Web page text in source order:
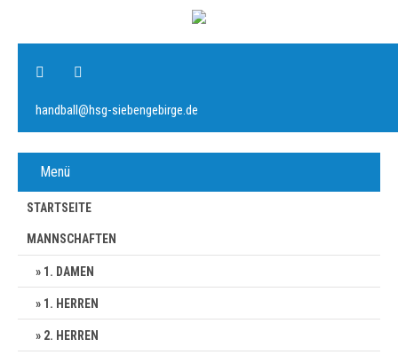
handball@hsg-siebengebirge.de
Menü
STARTSEITE
MANNSCHAFTEN
1. DAMEN
1. HERREN
2. HERREN